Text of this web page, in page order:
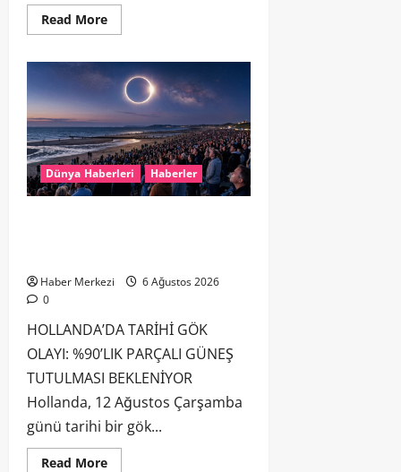
Read More
Dünya Haberleri Haberler
Haber Merkezi
6 Ağustos 2026
0
HOLLANDA’DA TARİHİ GÖK
OLAYI: %90’LIK PARÇALI GÜNEŞ
TUTULMASI BEKLENİYOR
Hollanda, 12 Ağustos Çarşamba
günü tarihi bir gök...
Read More